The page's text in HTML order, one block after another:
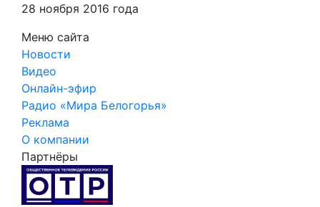
28 ноября 2016 года
Меню сайта
Новости
Видео
Онлайн-эфир
Радио «Мира Белогорья»
Реклама
О компании
Партнёры